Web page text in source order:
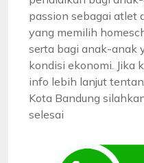
passion sebagai atlet
yang memilih
serta bagi anak-anak
kondisi ekonomi. Jika
info lebih lanjut
Kota Bandung
selesai